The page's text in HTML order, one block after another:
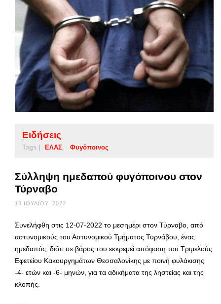
Ειδήσεις
Tags | ΕΛΑΣ Φυγόποινος
Σύλληψη ημεδαπού φυγόποινου στον
Τύρναβο
13 ΙΟΥΛΊΟΥ, 2022
Συνελήφθη στις 12-07-2022 το μεσημέρι στον Τύρναβο, από
αστυνομικούς του Αστυνομικού Τμήματος Τυρνάβου, ένας
ημεδαπός, διότι σε βάρος του εκκρεμεί απόφαση του Τριμελούς
Εφετείου Κακουργημάτων Θεσσαλονίκης με ποινή φυλάκισης
-4- ετών και -6- μηνών, για τα αδικήματα της ληστείας και της
κλοπής.